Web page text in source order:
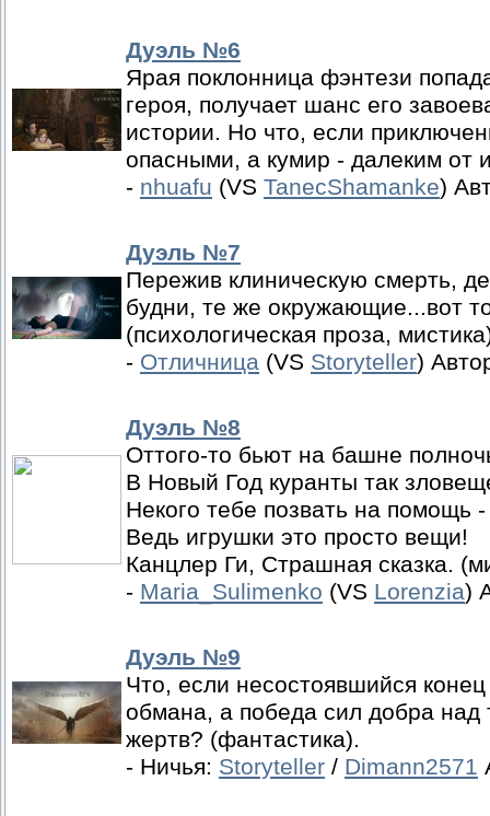
Дуэль №6
Ярая поклонница фэнтези
героя, получает шанс его
истории. Но что, если
опасными, а кумир - далеким от
- nhuafu (VS TanecShamanke)
Дуэль №7
Пережив клиническую смерть,
будни, те же окружающие...вот
(психологическая проза,
- Отличница (VS Storyteller)
Дуэль №8
Оттого-то бьют на башне
В Новый Год куранты так
Некого тебе позвать на помощь -
Ведь игрушки это просто вещи!
Канцлер Ги, Страшная сказка.
- Maria_Sulimenko (VS Lorenzia)
Дуэль №9
Что, если несостоявшийся
обмана, а победа сил добра
жертв? (фантастика).
- Ничья: Storyteller / Dimann2571